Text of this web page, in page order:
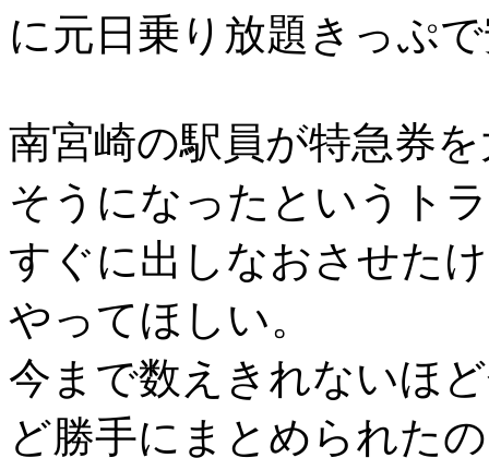
に元日乗り放題きっぷ
南宮崎の駅員が特急券
そうになったというト
すぐに出しなおさせた
やってほしい。
今まで数えきれないほ
ど勝手にまとめられた